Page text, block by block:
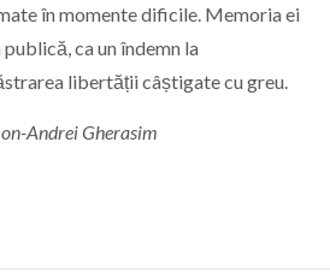
în momente dificile. Memoria ei
ca un îndemn la
libertății câștigate cu greu.
Andrei Gherasim